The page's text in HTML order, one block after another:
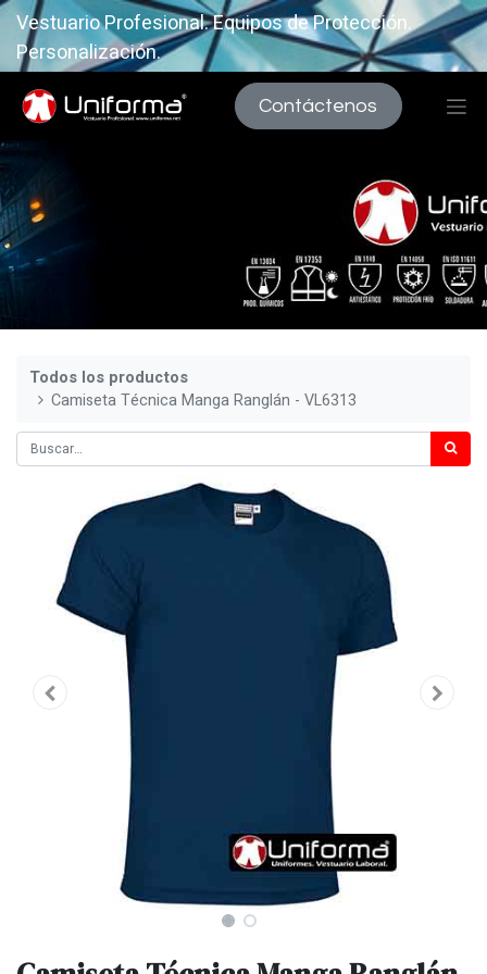
Vestuario Profesional. Equipos de Protección.
Personalización.
Contáctenos
Todos los productos
Camiseta Técnica Manga Ranglán - VL6313